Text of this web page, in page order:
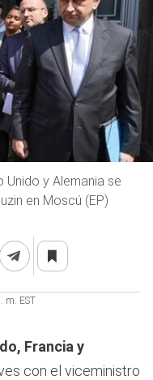
Unido y Alemania se
en Moscú (EP)
m. EST
Francia y
con el viceministro